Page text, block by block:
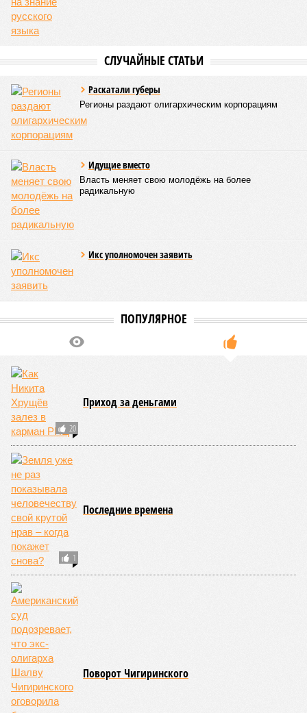
СЛУЧАЙНЫЕ СТАТЬИ
Раскатали губеры
Регионы раздают олигархическим корпорациям
Идущие вместо
Власть меняет свою молодёжь на более
радикальную
Икс уполномочен заявить
ПОПУЛЯРНОЕ
20
Приход за деньгами
1
Последние времена
Поворот Чигиринского